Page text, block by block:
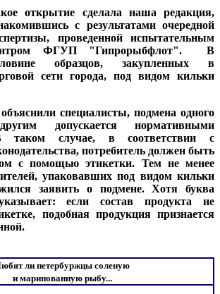
открытие сделала наша редакция,
с результатами очередной
проведенной испытательным
ФГУП "Гипрорыбфлот". В
образцов, закупленных в
сети города, под видом кильки
специалисты, подмена одного
допускается нормативными
таком случае, в соответствии с
потребитель должен быть
с помощью этикетки. Тем не менее
упаковавших под видом кильки
заявить о подмене. Хотя буква
если состав продукта не
подобная продукция признается
ли петербуржцы соленую
и маринованную рыбу...